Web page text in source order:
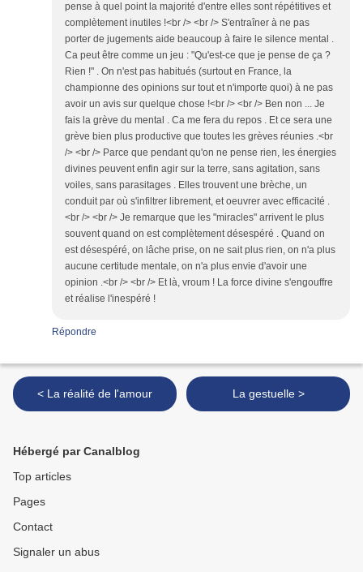
pense à quel point la majorité d'entre elles sont répétitives et
complètement inutiles !<br /> <br /> S'entraîner à ne pas
porter de jugements aide beaucoup à faire le silence mental .
Ca peut être comme un jeu : "Qu'est-ce que je pense de ça ?
Rien !" . On n'est pas habitués (surtout en France, la
championne des opinions sur tout et n'importe quoi) à ne pas
avoir un avis sur quelque chose !<br /> <br /> Ben non ... Je
fais la grève du mental . Ca me fera du repos . Et ce sera une
grève bien plus productive que toutes les grèves réunies .<br
/> <br /> Parce que pendant qu'on ne pense rien, les énergies
divines peuvent enfin agir sur la terre, sans agitation, sans
voiles, sans parasitages . Elles trouvent une brèche, un
conduit par où s'infiltrer librement, et oeuvrer avec efficacité .
<br /> <br /> Je remarque que les "miracles" arrivent le plus
souvent quand on est complètement désespéré . Quand on
est désespéré, on lâche prise, on ne sait plus rien, on n'a plus
aucune certitude mentale, on n'a plus envie d'avoir une
opinion .<br /> <br /> Et là, vroum ! La force divine s'engouffre
et réalise l'inespéré !
Répondre
< La réalité de l'amour La gestuelle >
Hébergé par Canalblog
Top articles
Pages
Contact
Signaler un abus